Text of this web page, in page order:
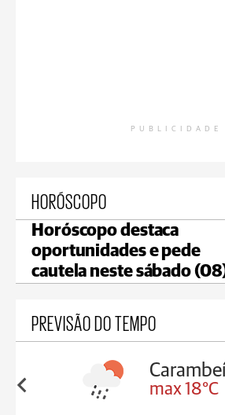
PUBLICIDADE
HORÓSCOPO
Horóscopo destaca
oportunidades e pede
cautela neste sábado
PREVISÃO DO TEMPO
18°C
Carambeí
max 18°C